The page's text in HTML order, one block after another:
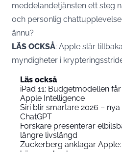
meddelandetjänsten ett steg
och personlig
ännu?
LÄS OCKSÅ: Apple slår
myndigheter i
Läs också
iPad 11: Budgetmodellen
Apple Intelligence
Siri blir smartare 2026 –
ChatGPT
Forskare presenterar
längre livslängd
Zuckerberg anklagar